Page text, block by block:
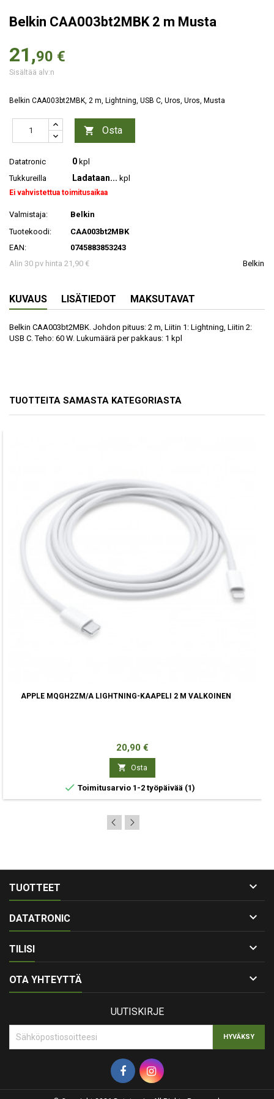
Belkin CAA003bt2MBK 2 m Musta
21,90 €
Sisältää alv:n
Belkin CAA003bt2MBK, 2 m, Lightning, USB C, Uros, Uros, Musta
 Osta
Datatronic 0 kpl
Tukkureilla
Ladataan... kpl
Ei vahvistettua toimitusaikaa
Valmistaja:
Belkin
Tuotekoodi:
CAA003bt2MBK
EAN:
0745883853243
Alin 30 pv hinta 21,90 €
Belkin
KUVAUS LISÄTIEDOT MAKSUTAVAT
Belkin CAA003bt2MBK. Johdon pituus: 2 m, Liitin 1: Lightning, Liitin 2:
USB C. Teho: 60 W. Lukumäärä per pakkaus: 1 kpl
TUOTTEITA SAMASTA KATEGORIASTA
APPLE MQGH2ZM/A LIGHTNING-KAAPELI 2 M VALKOINEN
Hinta
20,90 €
 Osta
 Toimitusarvio 1-2 työpäivää (1)
TUOTTEET 
DATATRONIC 
TILISI 
OTA YHTEYTTÄ 
UUTISKIRJE